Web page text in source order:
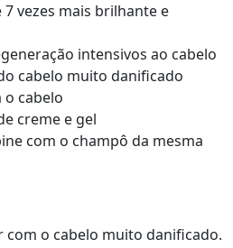
vezes mais brilhante e
intensivos ao cabelo
cabelo muito danificado
cabelo
creme e gel
com o champô da mesma
com o cabelo muito danificado.